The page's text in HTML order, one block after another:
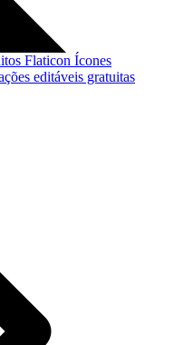
Flaticon Ícones
editáveis gratuitas